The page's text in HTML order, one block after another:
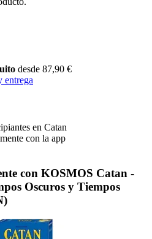
desde 87,90 €
entrega
en Catan
con la app
con KOSMOS Catan -
Oscuros y Tiempos